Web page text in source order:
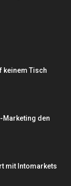
keinem Tisch
Marketing den
mit Intomarkets